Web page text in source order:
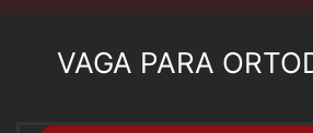
VAGA PARA